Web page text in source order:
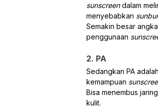
sunscreendalam
menyebabkan
Semakin besar angka
penggunaan
2. PA
Sedangkan PA
kemampuan
Bisa menembus
kulit.